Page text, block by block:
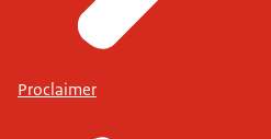
Proclaimer